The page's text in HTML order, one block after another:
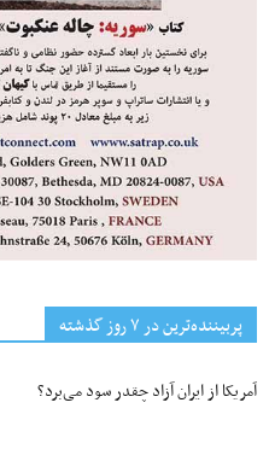
پربیننده‌ترین‌ در ۷ روز گذشته
آمریکا از ایران آزاد چقدر سود می‌برد؟